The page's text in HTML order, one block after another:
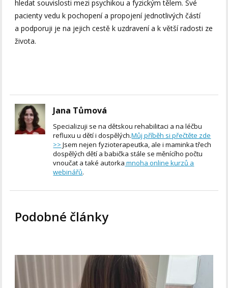
hledat souvislosti mezi psychikou a fyzickým tělem. Své
pacienty vedu k pochopení a propojení jednotlivých částí
a podporuji je na jejich cestě k uzdravení a k větší radosti ze
života.
Jana Tůmová
Specializuji se na dětskou rehabilitaci a na léčbu
refluxu u dětí i dospělých.Můj příběh si přečtěte zde
>> Jsem nejen fyzioterapeutka, ale i maminka třech
dospělých dětí a babička stále se měnícího počtu
vnoučat a také autorka mnoha online kurzů a
webinářů.
Podobné články